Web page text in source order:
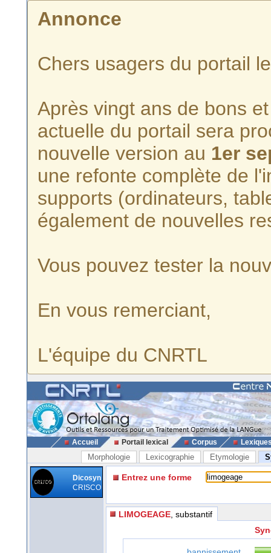
Annonce
Chers usagers du portail
Après vingt ans de bons
actuelle du portail sera
nouvelle version au 1er
une refonte complète de
supports (ordinateurs,
également de nouvelles
Vous pouvez tester la
En vous remerciant,
L'équipe du CNRTL
Accueil Portail lexical Corpus
Morphologie Lexicographie Etymologie
Dicosyn
CRISCO
Entrez une forme
LIMOGEAGE , substantif